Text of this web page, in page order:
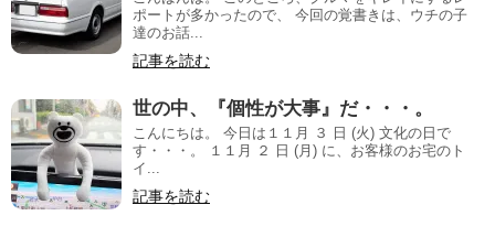
ポートが多かったので、 今回の覚書きは、ウチの子
達のお話...
記事を読む
世の中、『個性が大事』だ・・・。
こんにちは。 今日は１１月 ３ 日 (火) 文化の日で
す・・・。 １１月 ２ 日 (月) に、お客様のお宅のト
イ...
記事を読む